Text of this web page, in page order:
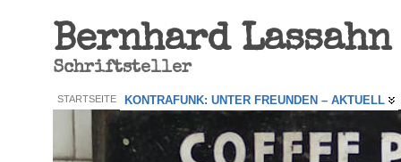
Bernhard Lassahn
Schriftsteller
STARTSEITE KONTRAFUNK: UNTER FREUNDEN – AKTUELL